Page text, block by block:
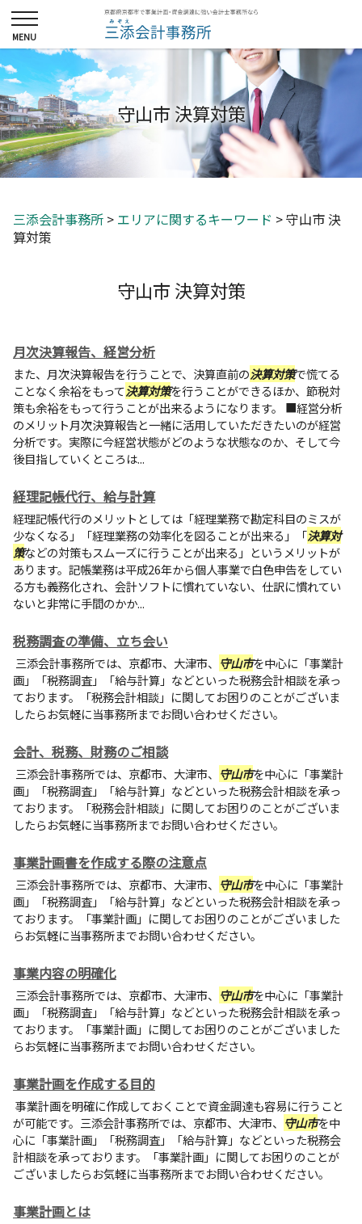
守山市 決算対策
三添会計事務所 > エリアに関するキーワード >守山市 決
算対策
守山市 決算対策
月次決算報告、経営分析
また、月次決算報告を行うことで、決算直前の決算対策で慌てる
ことなく余裕をもって決算対策を行うことができるほか、節税対
策も余裕をもって行うことが出来るようになります。 ■経営分析
のメリット月次決算報告と一緒に活用していただきたいのが経営
分析です。実際に今経営状態がどのような状態なのか、そして今
後目指していくところは...
経理記帳代行、給与計算
経理記帳代行のメリットとしては「経理業務で勘定科目のミスが
少なくなる」「経理業務の効率化を図ることが出来る」「決算対
策などの対策もスムーズに行うことが出来る」というメリットが
あります。記帳業務は平成26年から個人事業で白色申告をしてい
る方も義務化され、会計ソフトに慣れていない、仕訳に慣れてい
ないと非常に手間のかか...
税務調査の準備、立ち会い
三添会計事務所では、京都市、大津市、 守山市を中心に「事業計
画」「税務調査」「給与計算」などといった税務会計相談を承っ
ております。「税務会計相談」に関してお困りのことがございま
したらお気軽に当事務所までお問い合わせください。
会計、税務、財務のご相談
三添会計事務所では、京都市、大津市、 守山市を中心に「事業計
画」「税務調査」「給与計算」などといった税務会計相談を承っ
ております。「税務会計相談」に関してお困りのことがございま
したらお気軽に当事務所までお問い合わせください。
事業計画書を作成する際の注意点
三添会計事務所では、京都市、大津市、 守山市を中心に「事業計
画」「税務調査」「給与計算」などといった税務会計相談を承っ
ております。「事業計画」に関してお困りのことがございました
らお気軽に当事務所までお問い合わせください。
事業内容の明確化
三添会計事務所では、京都市、大津市、 守山市を中心に「事業計
画」「税務調査」「給与計算」などといった税務会計相談を承っ
ております。「事業計画」に関してお困りのことがございました
らお気軽に当事務所までお問い合わせください。
事業計画を作成する目的
事業計画を明確に作成しておくことで資金調達も容易に行うこと
が可能です。三添会計事務所では、京都市、大津市、 守山市を中
心に「事業計画」「税務調査」「給与計算」などといった税務会
計相談を承っております。「事業計画」に関してお困りのことが
ございましたらお気軽に当事務所までお問い合わせください。
事業計画とは